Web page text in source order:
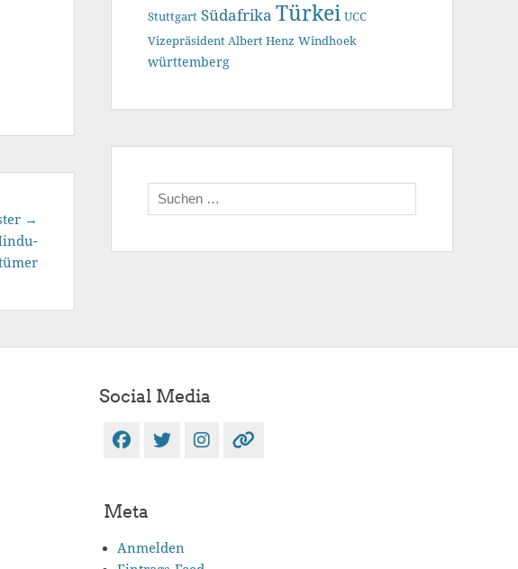
→
Beitrag:
Stuttgart Südafrika Türkei UCC
Vizepräsident Albert Henz Windhoek
württemberg
Suchen
nach:
Social Media
Facebook
Twitter
Instagram
Meta
Anmelden